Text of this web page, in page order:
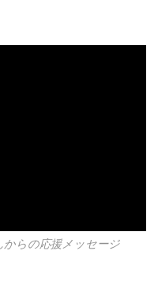
からの応援メッセージ